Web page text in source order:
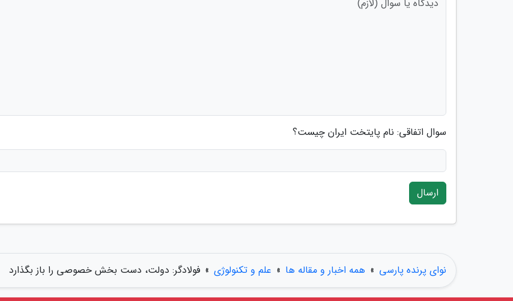
سوال اتفاقی: نام پایتخت ایران چیست؟
ارسال
نوای پرنده پارسی » همه اخبار و مقاله ها » علم و تکنولوژی » فولادگر: دولت، دست بخش خصوصی را باز بگذارد